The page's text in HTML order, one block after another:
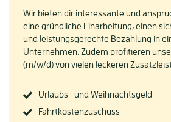
Wir bieten dir interessante und
eine gründliche Einarbeitung, einen
und leistungsgerechte Bezahlung in
Unternehmen. Zudem profitieren
(m/w/d) von vielen leckeren
Urlaubs- und Weihnachtsgeld
Fahrtkostenzuschuss